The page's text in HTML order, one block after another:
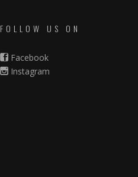
FOLLOW US ON
Facebook
Instagram